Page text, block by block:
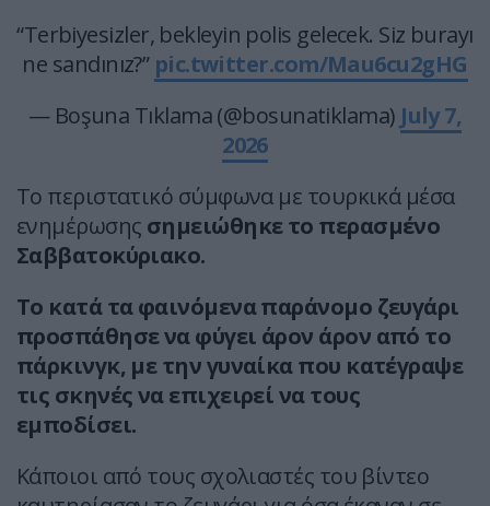
“Terbiyesizler, bekleyin polis gelecek. Siz burayı
ne sandınız?” pic.twitter.com/Mau6cu2gHG
— Boşuna Tıklama (@bosunatiklama) July 7,
2026
Το περιστατικό σύμφωνα με τουρκικά μέσα
ενημέρωσης σημειώθηκε το περασμένο
Σαββατοκύριακο.
Το κατά τα φαινόμενα παράνομο ζευγάρι
προσπάθησε να φύγει άρον άρον από το
πάρκινγκ, με την γυναίκα που κατέγραψε
τις σκηνές να επιχειρεί να τους
εμποδίσει.
Κάποιοι από τους σχολιαστές του βίντεο